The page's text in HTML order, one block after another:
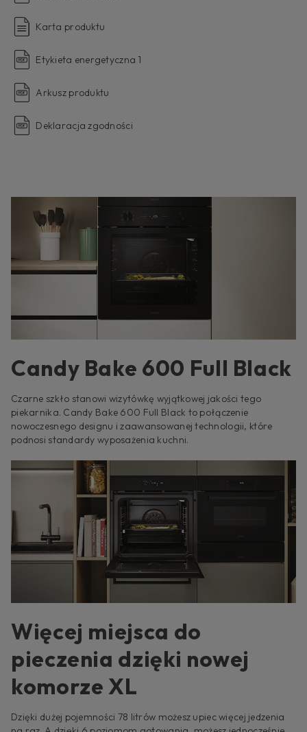
Karta produktu
Etykieta energetyczna 1
Arkusz produktu
Deklaracja zgodności
Candy Bake 600 Full Black
Czarne szkło stanowi wizytówkę wyjątkowej jakości tego
piekarnika. Candy Bake 600 Full Black to połączenie
nowoczesnego designu i zaawansowanej technologii, które
podnosi standardy wyposażenia kuchni.
Więcej miejsca do
pieczenia dzięki nowej
komorze XL
Dzięki dużej pojemności 78 litrów możesz upiec więcej jedzenia